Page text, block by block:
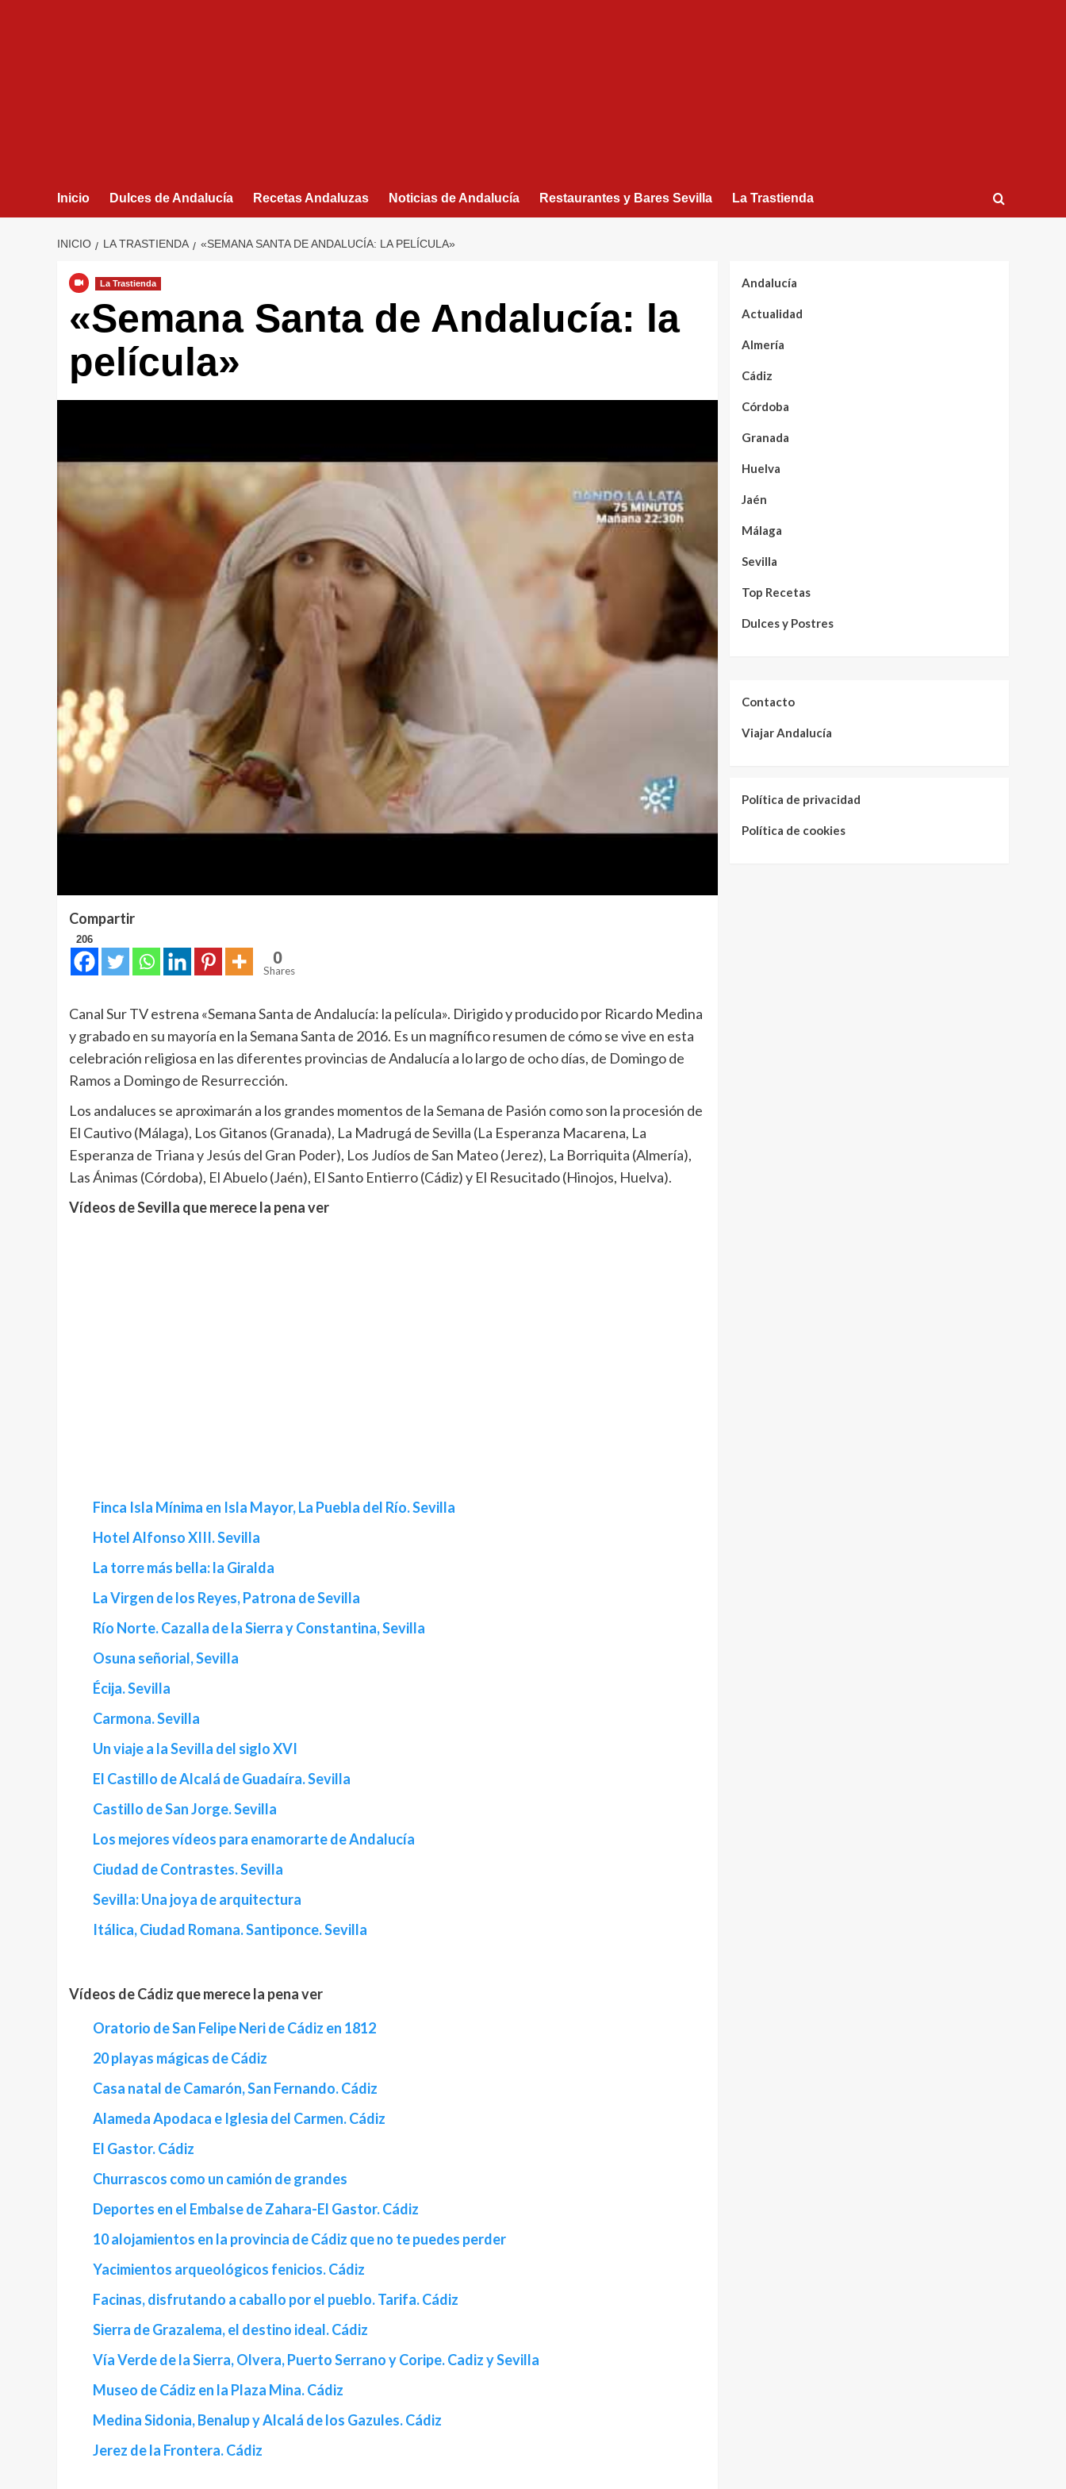
Inicio Dulces de Andalucía Recetas Andaluzas Noticias de Andalucía Restaurantes y Bares Sevilla La Trastienda
INICIO LA TRASTIENDA «SEMANA SANTA DE ANDALUCÍA: LA PELÍCULA»
La Trastienda
«Semana Santa de Andalucía: la
película»
Compartir
206
0
Shares
Canal Sur TV estrena «Semana Santa de Andalucía: la película». Dirigido y producido por Ricardo Medina
y grabado en su mayoría en la Semana Santa de 2016. Es un magnífico resumen de cómo se vive en esta
celebración religiosa en las diferentes provincias de Andalucía a lo largo de ocho días, de Domingo de
Ramos a Domingo de Resurrección.
Los andaluces se aproximarán a los grandes momentos de la Semana de Pasión como son la procesión de
El Cautivo (Málaga), Los Gitanos (Granada), La Madrugá de Sevilla (La Esperanza Macarena, La
Esperanza de Triana y Jesús del Gran Poder), Los Judíos de San Mateo (Jerez), La Borriquita (Almería),
Las Ánimas (Córdoba), El Abuelo (Jaén), El Santo Entierro (Cádiz) y El Resucitado (Hinojos, Huelva).
Vídeos de Sevilla que merece la pena ver
Finca Isla Mínima en Isla Mayor, La Puebla del Río. Sevilla
Hotel Alfonso XIII. Sevilla
La torre más bella: la Giralda
La Virgen de los Reyes, Patrona de Sevilla
Río Norte. Cazalla de la Sierra y Constantina, Sevilla
Osuna señorial, Sevilla
Écija. Sevilla
Carmona. Sevilla
Un viaje a la Sevilla del siglo XVI
El Castillo de Alcalá de Guadaíra. Sevilla
Castillo de San Jorge. Sevilla
Los mejores vídeos para enamorarte de Andalucía
Ciudad de Contrastes. Sevilla
Sevilla: Una joya de arquitectura
Itálica, Ciudad Romana. Santiponce. Sevilla
Vídeos de Cádiz que merece la pena ver
Oratorio de San Felipe Neri de Cádiz en 1812
20 playas mágicas de Cádiz
Casa natal de Camarón, San Fernando. Cádiz
Alameda Apodaca e Iglesia del Carmen. Cádiz
El Gastor. Cádiz
Churrascos como un camión de grandes
Deportes en el Embalse de Zahara-El Gastor. Cádiz
10 alojamientos en la provincia de Cádiz que no te puedes perder
Yacimientos arqueológicos fenicios. Cádiz
Facinas, disfrutando a caballo por el pueblo. Tarifa. Cádiz
Sierra de Grazalema, el destino ideal. Cádiz
Vía Verde de la Sierra, Olvera, Puerto Serrano y Coripe. Cadiz y Sevilla
Museo de Cádiz en la Plaza Mina. Cádiz
Medina Sidonia, Benalup y Alcalá de los Gazules. Cádiz
Jerez de la Frontera. Cádiz
Andalucía
Actualidad
Almería
Cádiz
Córdoba
Granada
Huelva
Jaén
Málaga
Sevilla
Top Recetas
Dulces y Postres
Contacto
Viajar Andalucía
Política de privacidad
Política de cookies